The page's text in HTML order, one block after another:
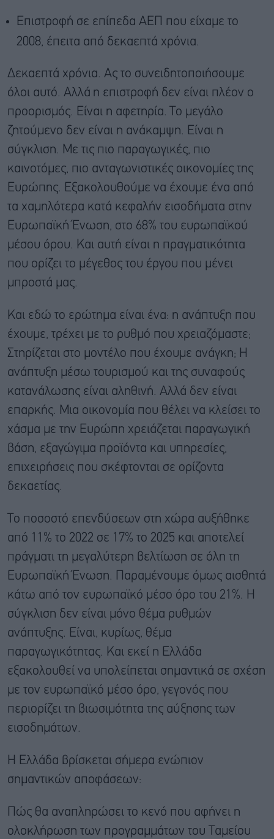
Επιστροφή σε επίπεδα ΑΕΠ που είχαμε το
2008, έπειτα από δεκαεπτά χρόνια.
Δεκαεπτά χρόνια. Ας το συνειδητοποιήσουμε
όλοι αυτό. Αλλά η επιστροφή δεν είναι πλέον ο
προορισμός. Είναι η αφετηρία. Το μεγάλο
ζητούμενο δεν είναι η ανάκαμψη. Είναι η
σύγκλιση. Με τις πιο παραγωγικές, πιο
καινοτόμες, πιο ανταγωνιστικές οικονομίες της
Ευρώπης. Εξακολουθούμε να έχουμε ένα από
τα χαμηλότερα κατά κεφαλήν εισοδήματα στην
Ευρωπαϊκή Ένωση, στο 68% του ευρωπαϊκού
μέσου όρου. Και αυτή είναι η πραγματικότητα
που ορίζει το μέγεθος του έργου που μένει
μπροστά μας.
Και εδώ το ερώτημα είναι ένα: η ανάπτυξη που
έχουμε, τρέχει με το ρυθμό που χρειαζόμαστε;
Στηρίζεται στο μοντέλο που έχουμε ανάγκη; Η
ανάπτυξη μέσω τουρισμού και της συναφούς
κατανάλωσης είναι αληθινή. Αλλά δεν είναι
επαρκής. Μια οικονομία που θέλει να κλείσει το
χάσμα με την Ευρώπη χρειάζεται παραγωγική
βάση, εξαγώγιμα προϊόντα και υπηρεσίες,
επιχειρήσεις που σκέφτονται σε ορίζοντα
δεκαετίας.
Το ποσοστό επενδύσεων στη χώρα αυξήθηκε
από 11% το 2022 σε 17% το 2025 και αποτελεί
πράγματι τη μεγαλύτερη βελτίωση σε όλη τη
Ευρωπαϊκή Ένωση. Παραμένουμε όμως αισθητά
κάτω από τον ευρωπαϊκό μέσο όρο του 21%. Η
σύγκλιση δεν είναι μόνο θέμα ρυθμών
ανάπτυξης. Είναι, κυρίως, θέμα
παραγωγικότητας. Και εκεί η Ελλάδα
εξακολουθεί να υπολείπεται σημαντικά σε σχέση
με τον ευρωπαϊκό μέσο όρο, γεγονός που
περιορίζει τη βιωσιμότητα της αύξησης των
εισοδημάτων.
Η Ελλάδα βρίσκεται σήμερα ενώπιον
σημαντικών αποφάσεων:
Πώς θα αναπληρώσει το κενό που αφήνει η
ολοκλήρωση των προγραμμάτων του Ταμείου